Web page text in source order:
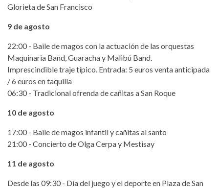
Glorieta de San Francisco
9 de agosto
22:00 - Baile de magos con la actuación de las orquestas
Maquinaria Band, Guaracha y Malibú Band.
Imprescindible traje típico. Entrada: 5 euros venta anticipada
/ 6 euros en taquilla
06:30 - Tradicional ofrenda de cañitas a San Roque
10 de agosto
17:00 - Baile de magos infantil y cañitas al santo
21:00 - Concierto de Olga Cerpa y Mestisay
11 de agosto
Desde las 09:30 - Día del juego y el deporte en Plaza de San